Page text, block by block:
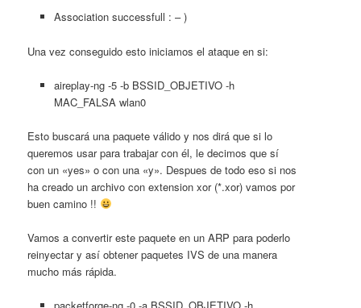
Association successfull : – )
Una vez conseguido esto iniciamos el ataque en si:
aireplay-ng -5 -b BSSID_OBJETIVO -h
MAC_FALSA wlan0
Esto buscará una paquete válido y nos dirá que si lo
queremos usar para trabajar con él, le decimos que sí
con un «yes» o con una «y». Despues de todo eso si nos
ha creado un archivo con extension xor (*.xor) vamos por
buen camino !!
Vamos a convertir este paquete en un ARP para poderlo
reinyectar y así obtener paquetes IVS de una manera
mucho más rápida.